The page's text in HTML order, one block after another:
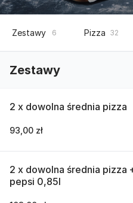
Zestawy 6 Pizza 32
Zestawy
2 x dowolna średnia pizza
93,00 zł
2 x dowolna średnia pizza
pepsi 0,85l